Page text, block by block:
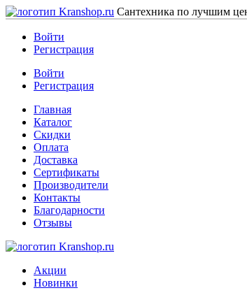
Сантехника по лучшим
Войти
Регистрация
Войти
Регистрация
Главная
Каталог
Скидки
Оплата
Доставка
Сертификаты
Производители
Контакты
Благодарности
Отзывы
Акции
Новинки